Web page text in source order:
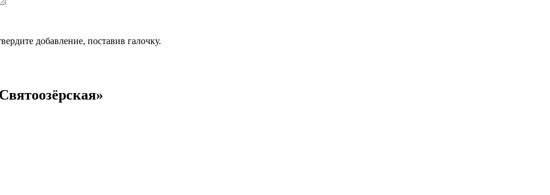
добавление, поставив галочку.